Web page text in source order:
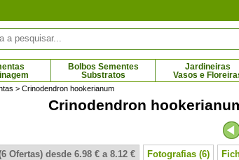
Bolbos Sementes
Substratos
Jardineiras
Vasos e
Urze de Inverno vermelha
> Crinodendron hookerianum
Crinodendron
Ofertas) desde 6.98 € a 8.12 € Fotografias (6)